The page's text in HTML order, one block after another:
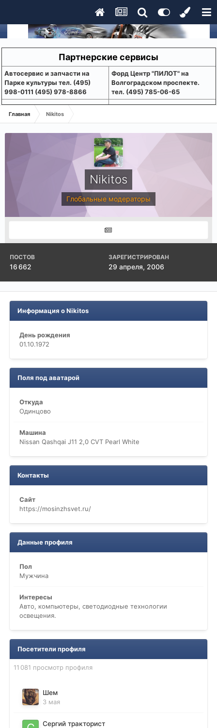
Партнерские сервисы
Aвтосервис и запчасти на
Парке культуры тел. (495)
998-0111 (495) 978-8866
Форд Центр "ПИЛОТ" на
Волгоградском проспекте.
тел. (495) 785-06-65
Главная Nikitos
Nikitos
Глобальные модераторы
ПОСТОВ
16 662
ЗАРЕГИСТРИРОВАН
29 апреля, 2006
Информация о Nikitos
День рождения
01.10.1972
Поля под аватарой
Откуда
Одинцово
Машина
Nissan Qashqai J11 2,0 CVT Pearl White
Контакты
Сайт
https://mosinzhsvet.ru/
Данные профиля
Пол
Мужчина
Интересы
Авто, компьютеры, светодиодные технологии
освещения.
Посетители профиля
11 081 просмотр профиля
Шем
3 мая
Сергий тракторист